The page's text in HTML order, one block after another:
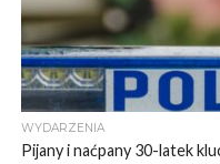
WYDARZENIA
Pijany i naćpany 30-latek